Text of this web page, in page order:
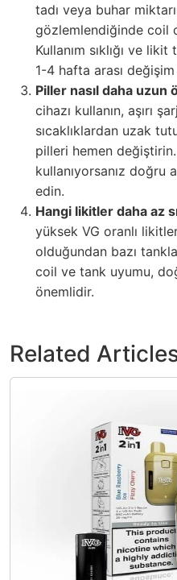
tadı veya buhar
gözlemlendiğinde coil
Kullanım sıklığı ve
1-4 hafta arası
Piller nasıl daha uzun
cihazı kullanın, aşırı
sıcaklıklardan uzak
pilleri hemen
kullanıyorsanız
edin.
Hangi likitler daha az
yüksek VG oranlı
olduğundan bazı
coil ve tank uyumu,
önemlidir.
Related